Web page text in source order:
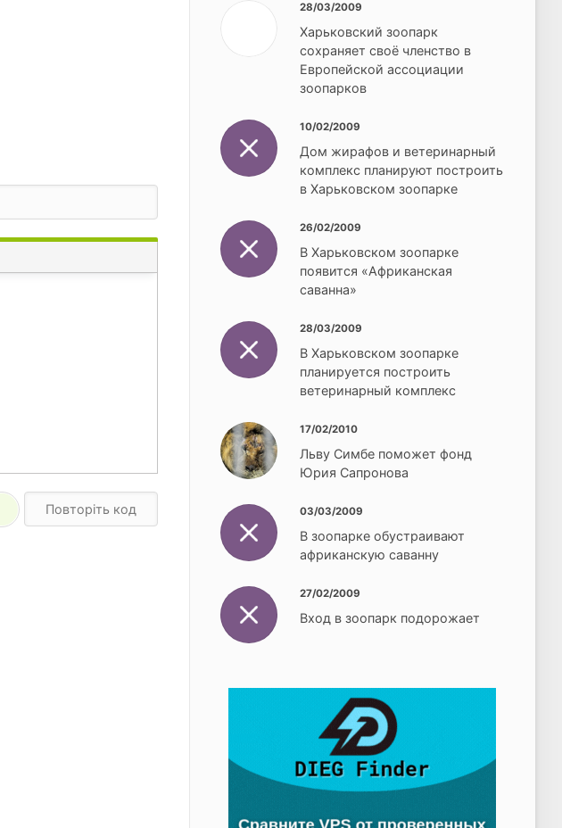
28/03/2009
Харьковский зоопарк
сохраняет своё членство в
Европейской ассоциации
зоопарков
10/02/2009
Дом жирафов и ветеринарный
комплекс планируют построить
в Харьковском зоопарке
26/02/2009
В Харьковском зоопарке
появится «Африканская
саванна»
28/03/2009
В Харьковском зоопарке
планируется построить
ветеринарный комплекс
17/02/2010
Льву Симбе поможет фонд
Юрия Сапронова
03/03/2009
В зоопарке обустраивают
африканскую саванну
27/02/2009
Вход в зоопарк подорожает